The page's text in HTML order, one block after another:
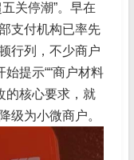
关停潮”。早在
支付机构已率先
行列，不少商户
提示““商户材料
的核心要求，就
级为小微商户。